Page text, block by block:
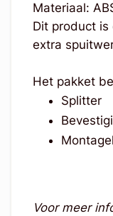
Materiaal:
Dit product
extra
Het pakket
Splitter
Voor meer